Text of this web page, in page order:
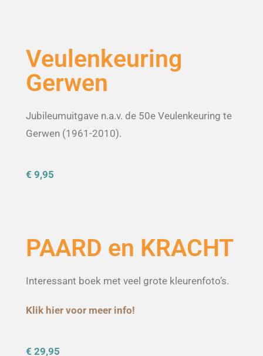
Veulenkeuring
Gerwen
Jubileumuitgave n.a.v. de 50e Veulenkeuring te
Gerwen (1961-2010).
€ 9,95
PAARD en KRACHT
Interessant boek met veel grote kleurenfoto’s.
Klik hier voor meer info!
€ 29,95